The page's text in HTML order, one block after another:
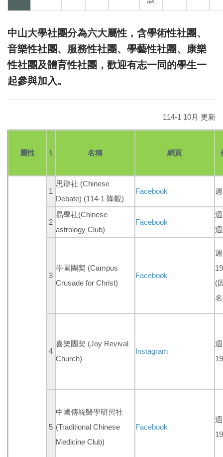
中山大學社團分為六大屬性，含學術性社團、
音樂性社團、服務性社團、學藝性社團、康樂
性社團及體育性社團，歡迎有志一同的學生一
起參與加入。
114-1 10月 更新
屬性 \ 名稱 網頁
1
思辯社 (Chinese
Debate) (114-1 降觀)
Facebook
2
易學社(Chinese
astrology Club)
Facebook
3
學園團契 (Campus
Crusade for Christ)
Facebook
(
4
喜樂團契 (Joy Revival
Church)
Instagram
5
中國傳統醫學研習社
(Traditional Chinese
Medicine Club)
Facebook